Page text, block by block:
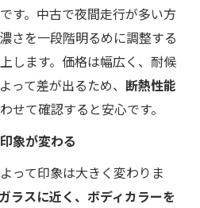
す。中古で夜間走行が多い方
さを一段階明るめに調整する
します。価格は幅広く、耐候
って差が出るため、 断熱性能
せて確認すると安心です。
象が変わる
って印象は大きく変わりま
ラスに近く、ボディカラーを